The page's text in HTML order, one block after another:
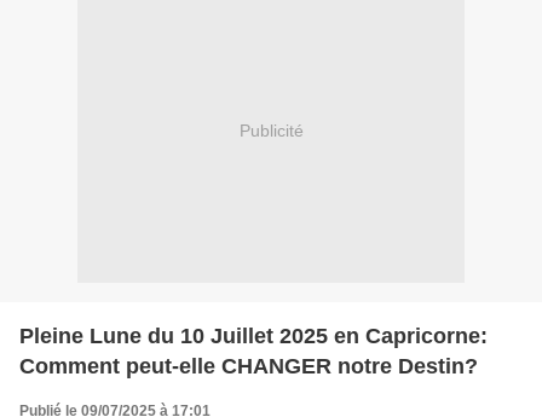
Publicité
Pleine Lune du 10 Juillet 2025 en Capricorne:
Comment peut-elle CHANGER notre Destin?
Publié le 09/07/2025 à 17:01